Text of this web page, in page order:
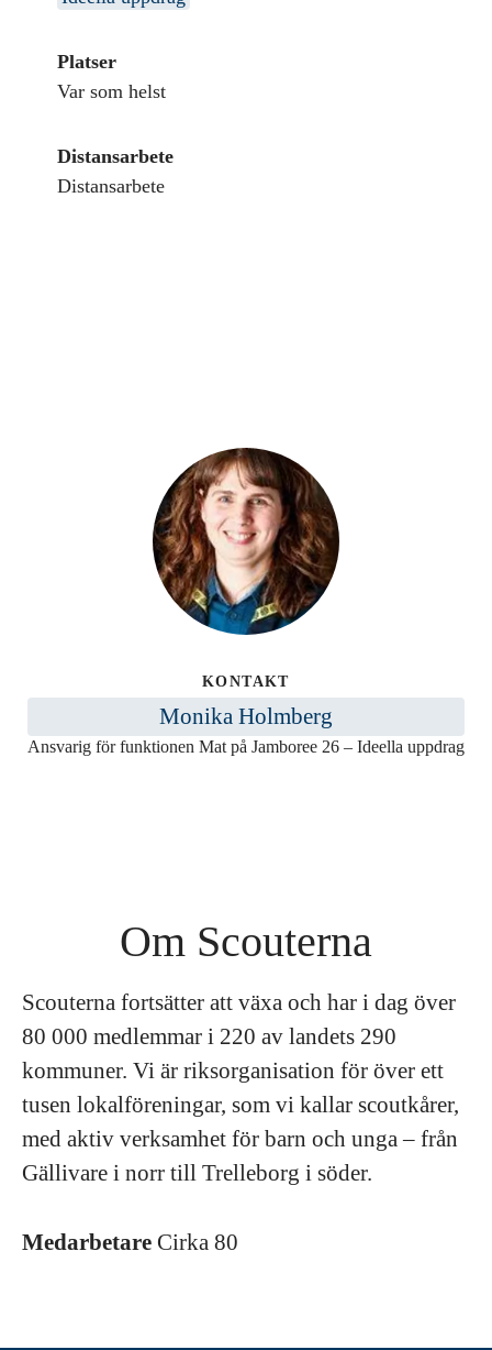
Platser
Var som helst
Distansarbete
Distansarbete
KONTAKT
Monika Holmberg
Ansvarig för funktionen Mat på Jamboree 26 – Ideella uppdrag
Om Scouterna
Scouterna fortsätter att växa och har i dag över
80 000 medlemmar i 220 av landets 290
kommuner. Vi är riksorganisation för över ett
tusen lokalföreningar, som vi kallar scoutkårer,
med aktiv verksamhet för barn och unga – från
Gällivare i norr till Trelleborg i söder.
Medarbetare Cirka 80